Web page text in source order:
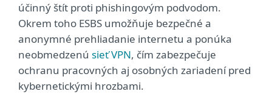
účinný štít proti phishingovým podvodom.
Okrem toho ESBS umožňuje bezpečné a
anonymné prehliadanie internetu a ponúka
neobmedzenú sieť VPN, čím zabezpečuje
ochranu pracovných aj osobných zariadení pred
kybernetickými hrozbami.